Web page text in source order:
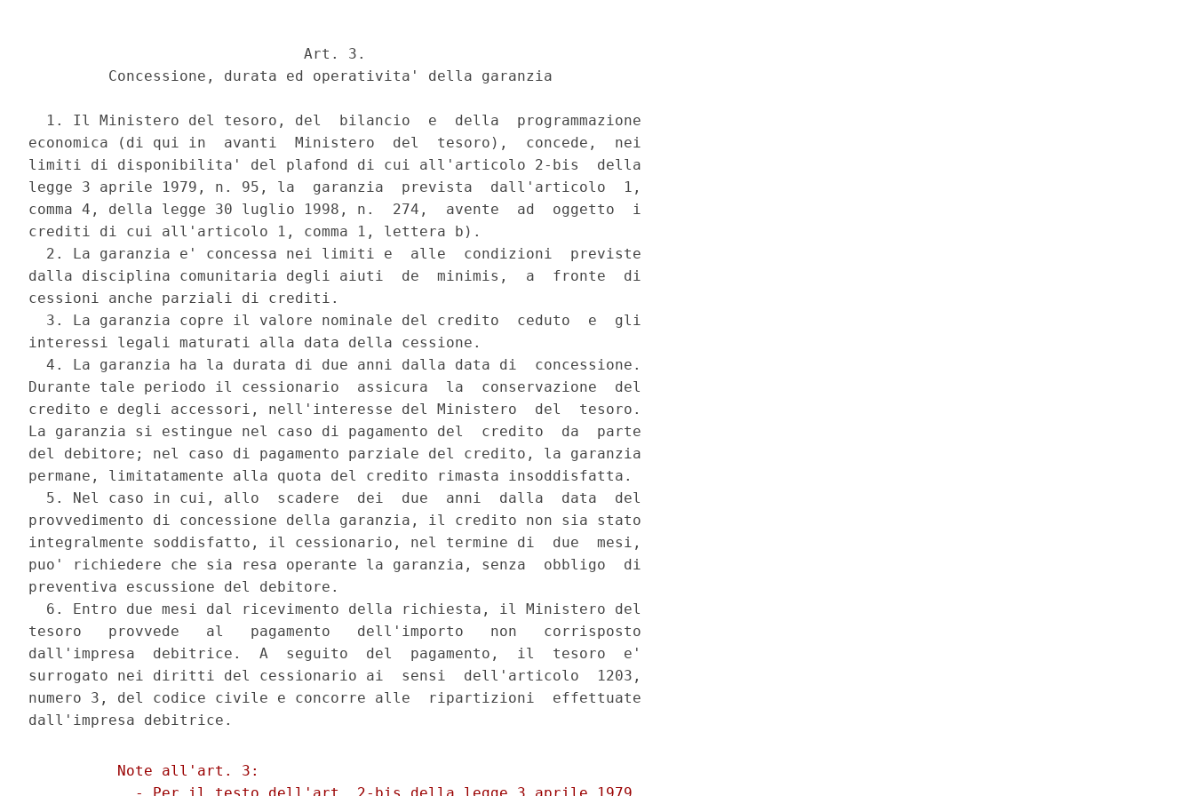
                               Art. 3.
         Concessione, durata ed operativita' della garanzia
  1. Il Ministero del tesoro, del  bilancio  e  della  programmazione
economica (di qui in  avanti  Ministero  del  tesoro),  concede,  nei
limiti di disponibilita' del plafond di cui all'articolo 2-bis  della
legge 3 aprile 1979, n. 95, la  garanzia  prevista  dall'articolo  1,
comma 4, della legge 30 luglio 1998, n.  274,  avente  ad  oggetto  i
crediti di cui all'articolo 1, comma 1, lettera b).
  2. La garanzia e' concessa nei limiti e  alle  condizioni  previste
dalla disciplina comunitaria degli aiuti  de  minimis,  a  fronte  di
cessioni anche parziali di crediti.
  3. La garanzia copre il valore nominale del credito  ceduto  e  gli
interessi legali maturati alla data della cessione.
  4. La garanzia ha la durata di due anni dalla data di  concessione.
Durante tale periodo il cessionario  assicura  la  conservazione  del
credito e degli accessori, nell'interesse del Ministero  del  tesoro.
La garanzia si estingue nel caso di pagamento del  credito  da  parte
del debitore; nel caso di pagamento parziale del credito, la garanzia
permane, limitatamente alla quota del credito rimasta insoddisfatta.
  5. Nel caso in cui, allo  scadere  dei  due  anni  dalla  data  del
provvedimento di concessione della garanzia, il credito non sia stato
integralmente soddisfatto, il cessionario, nel termine di  due  mesi,
puo' richiedere che sia resa operante la garanzia, senza  obbligo  di
preventiva escussione del debitore.
  6. Entro due mesi dal ricevimento della richiesta, il Ministero del
tesoro   provvede   al   pagamento   dell'importo   non   corrisposto
dall'impresa  debitrice.  A  seguito  del  pagamento,  il  tesoro  e'
surrogato nei diritti del cessionario ai  sensi  dell'articolo  1203,
numero 3, del codice civile e concorre alle  ripartizioni  effettuate
          Note all'art. 3: